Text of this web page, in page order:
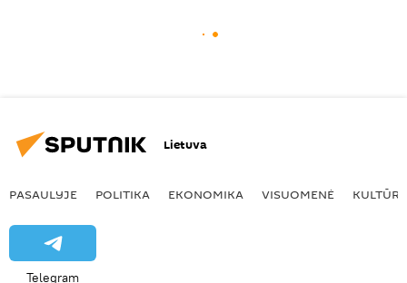
Lietuva
PASAULYJE POLITIKA EKONOMIKA VISUOMENĖ KULTŪRA
Telegram